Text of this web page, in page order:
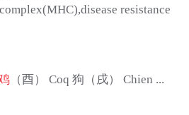
resistance
（酉） Coq 狗（戌） Chien ...